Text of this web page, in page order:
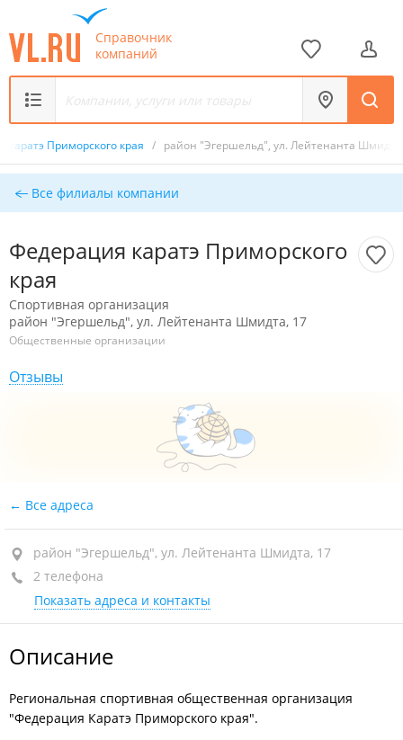
Справочник
компаний
каратэ Приморского края / район "Эгершельд", ул. Лейтенанта
Все филиалы компании
Федерация каратэ Приморского
края
Спортивная организация
район "Эгершельд", ул. Лейтенанта Шмидта, 17
Общественные организации
Отзывы
Все адреса
район "Эгершельд", ул. Лейтенанта Шмидта, 17
2 телефона
Показать адреса и контакты
Описание
Региональная спортивная общественная организация
"Федерация Каратэ Приморского края".